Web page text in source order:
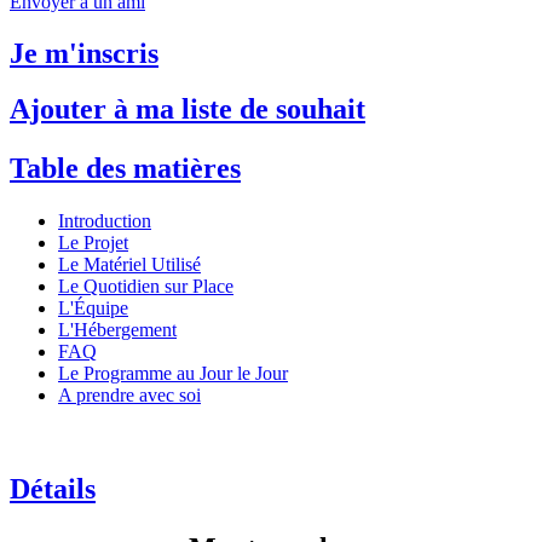
Je m'inscris
Ajouter à ma liste de souhait
Table des matières
Introduction
Le Projet
Le Matériel Utilisé
Le Quotidien sur Place
L'Équipe
L'Hébergement
FAQ
Le Programme au Jour le Jour
A prendre avec soi
Détails